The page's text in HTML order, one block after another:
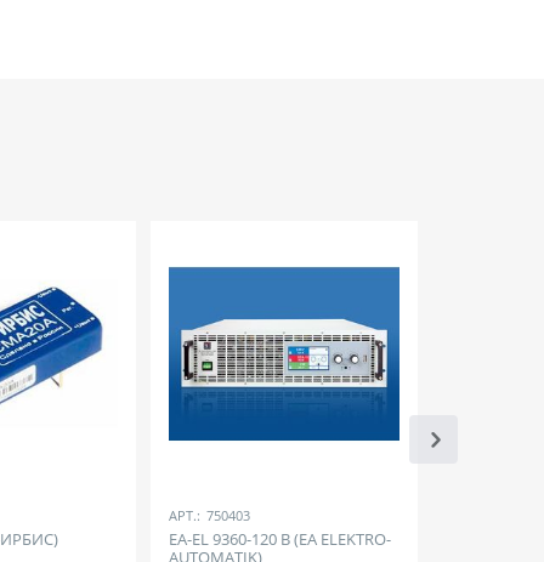
АРТ.: 750403
EA-EL 9360-120 B (EA ELEKTRO-
AUTOMATIK)